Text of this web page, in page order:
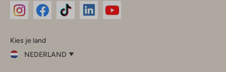
InstagramFacebook
Kies je land
NEDERLAND